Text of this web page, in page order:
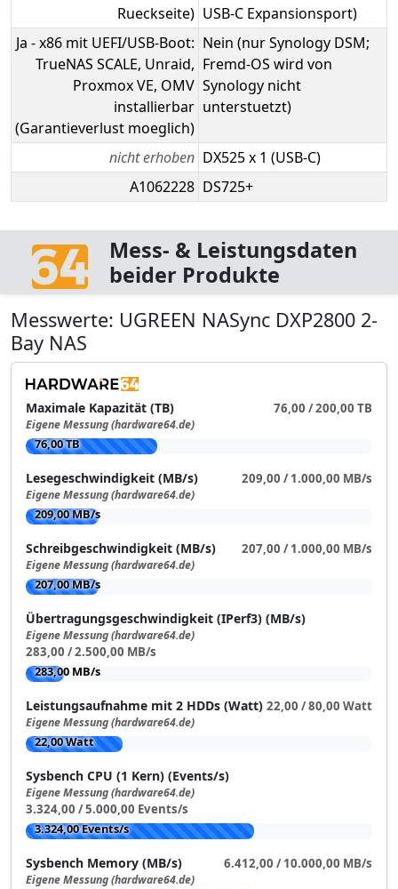
Rueckseite) USB-C Expansionsport)
Ja - x86 mit UEFI/USB-Boot:
TrueNAS SCALE, Unraid,
Proxmox VE, OMV
installierbar
(Garantieverlust moeglich)
Nein (nur Synology DSM;
Fremd-OS wird von
Synology nicht
unterstuetzt)
nicht erhoben DX525 x 1 (USB-C)
A1062228 DS725+
Mess- & Leistungsdaten
beider Produkte
Messwerte: UGREEN NASync DXP2800 2-
Bay NAS
Maximale Kapazität (TB)
Eigene Messung (hardware64.de)
76,00 / 200,00 TB
76,00 TB
Lesegeschwindigkeit (MB/s)
Eigene Messung (hardware64.de)
209,00 / 1.000,00 MB/s
209,00 MB/s
Schreibgeschwindigkeit (MB/s)
Eigene Messung (hardware64.de)
207,00 / 1.000,00 MB/s
207,00 MB/s
Übertragungsgeschwindigkeit (IPerf3) (MB/s)
Eigene Messung (hardware64.de)
283,00 / 2.500,00 MB/s
283,00 MB/s
Leistungsaufnahme mit 2 HDDs (Watt)
Eigene Messung (hardware64.de)
22,00 / 80,00 Watt
22,00 Watt
Sysbench CPU (1 Kern) (Events/s)
Eigene Messung (hardware64.de)
3.324,00 / 5.000,00 Events/s
3.324,00 Events/s
Sysbench Memory (MB/s)
Eigene Messung (hardware64.de)
6.412,00 / 10.000,00 MB/s